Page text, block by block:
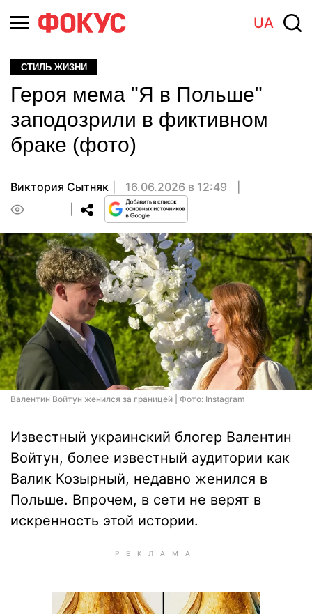
UA
СТИЛЬ ЖИЗНИ
Героя мема "Я в Польше"
заподозрили в фиктивном
браке (фото)
Виктория Сытняк
16.06.2026 в 12:49
Валентин Войтун женился за границей | Фото: Instagram
Известный украинский блогер Валентин
Войтун, более известный аудитории как
Валик Козырный, недавно женился в
Польше. Впрочем, в сети не верят в
искренность этой истории.